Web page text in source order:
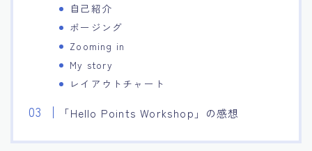
自己紹介
ポージング
Zooming in
My story
レイアウトチャート
「Hello Points Workshop」の感想